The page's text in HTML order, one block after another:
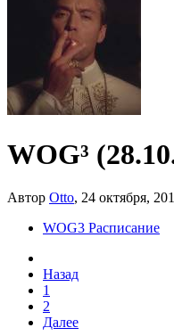
WOG³
Автор Otto, 24 октября,
WOG3 Расписание
Назад
1
2
Далее